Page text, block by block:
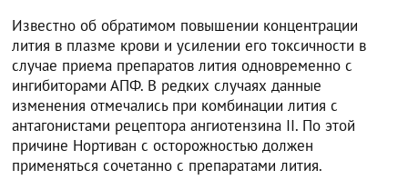
Известно об обратимом повышении концентрации
лития в плазме крови и усилении его токсичности в
случае приема препаратов лития одновременно с
ингибиторами АПФ. В редких случаях данные
изменения отмечались при комбинации лития с
антагонистами рецептора ангиотензина II. По этой
причине Нортиван с осторожностью должен
применяться сочетанно с препаратами лития.